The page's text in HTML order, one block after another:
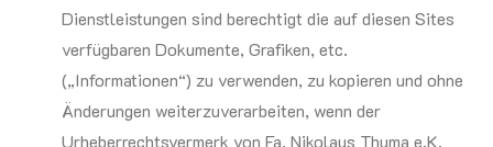
Dienstleistungen sind berechtigt die auf diesen Sites
verfügbaren Dokumente, Grafiken, etc.
(„Informationen“) zu verwenden, zu kopieren und ohne
Änderungen weiterzuverarbeiten, wenn der
Urheberrechtsvermerk von Fa. Nikolaus Thuma e.K.